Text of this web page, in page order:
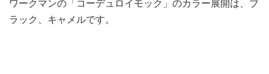
ワークマンの「コーデュロイモック」のカラー展開は、ブ
ラック、キャメルです。